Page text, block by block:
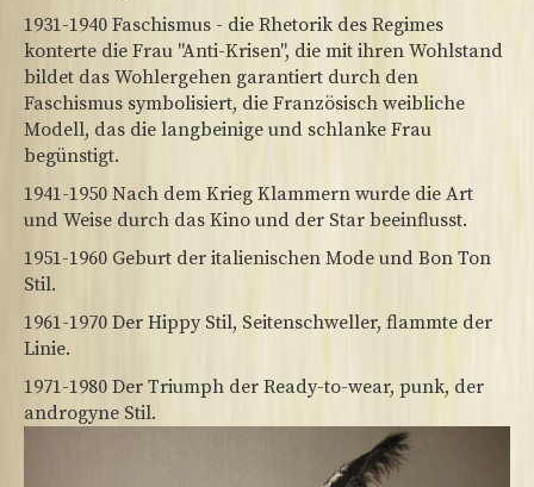
1931-1940 Faschismus - die Rhetorik des Regimes
konterte die Frau "Anti-Krisen", die mit ihren Wohlstand
bildet das Wohlergehen garantiert durch den
Faschismus symbolisiert, die Französisch weibliche
Modell, das die langbeinige und schlanke Frau
begünstigt.
1941-1950 Nach dem Krieg Klammern wurde die Art
und Weise durch das Kino und der Star beeinflusst.
1951-1960 Geburt der italienischen Mode und Bon Ton
Stil.
1961-1970 Der Hippy Stil, Seitenschweller, flammte der
Linie.
1971-1980 Der Triumph der Ready-to-wear, punk, der
androgyne Stil.